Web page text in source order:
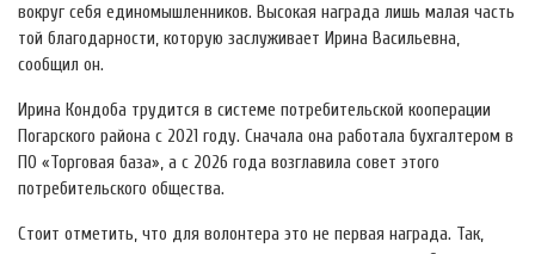
вокруг себя единомышленников. Высокая награда лишь малая часть
той благодарности, которую заслуживает Ирина Васильевна,
сообщил он.
Ирина Кондоба трудится в системе потребительской кооперации
Погарского района с 2021 году. Сначала она работала бухгалтером в
ПО «Торговая база», а с 2026 года возглавила совет этого
потребительского общества.
Стоит отметить, что для волонтера это не первая награда. Так,